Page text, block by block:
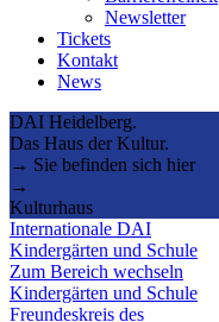
Newsletter
Tickets
Kontakt
News
DAI Heidelberg.
Das Haus der Kultur.
→ Sie befinden sich hier
→
Kulturhaus
Internationale DAI
Kindergärten und Schule
Zum Bereich wechseln
Kindergärten und Schule
Freundeskreis des